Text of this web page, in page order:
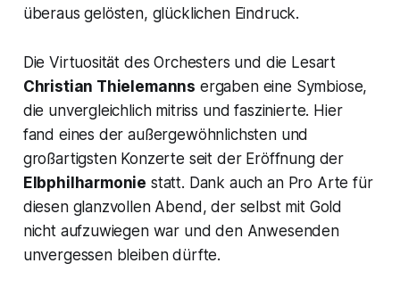
überaus gelösten, glücklichen Eindruck.
Die Virtuosität des Orchesters und die Lesart
Christian Thielemanns ergaben eine Symbiose,
die unvergleichlich mitriss und faszinierte. Hier
fand eines der außergewöhnlichsten und
großartigsten Konzerte seit der Eröffnung der
Elbphilharmonie statt. Dank auch an Pro Arte für
diesen glanzvollen Abend, der selbst mit Gold
nicht aufzuwiegen war und den Anwesenden
unvergessen bleiben dürfte.